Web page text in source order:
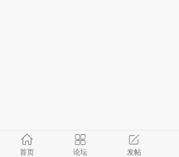
首页 论坛 发帖